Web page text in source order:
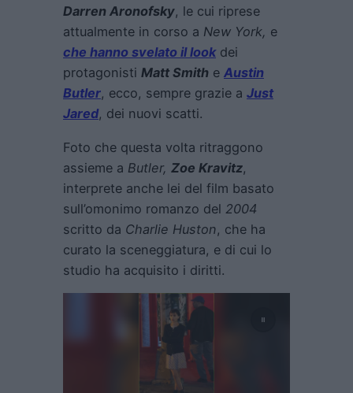
Darren Aronofsky, le cui riprese
attualmente in corso a New York, e
che hanno svelato il lookdei
protagonisti Matt Smith e Austin
Butler, ecco, sempre grazie a Just
Jared, dei nuovi scatti.
Foto che questa volta ritraggono
assieme a Butler, Zoe Kravitz,
interprete anche lei del film basato
sull’omonimo romanzo del 2004
scritto da Charlie Huston, che ha
curato la sceneggiatura, e di cui lo
studio ha acquisito i diritti.